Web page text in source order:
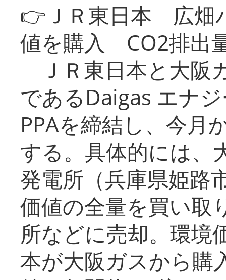
👉ＪＲ東日本 広畑
値を購入 CO2排出
ＪＲ東日本と大阪
であるDaigas エナ
PPAを締結し、今月
する。具体的には、
発電所（兵庫県姫路
価値の全量を買い取
所などに売却。環境
本が大阪ガスから購